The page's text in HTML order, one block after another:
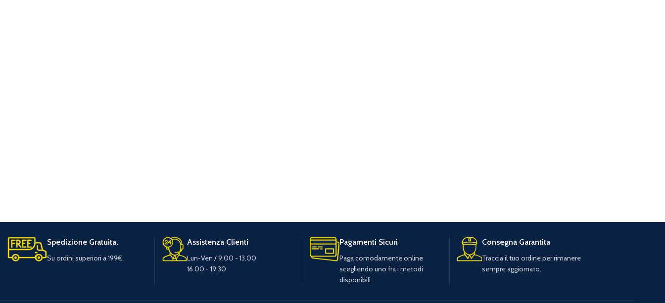
Spedizione Gratuita.
Su ordini superiori a 199€.
Assistenza Clienti
Lun-Ven / 9.00 - 13.00
16.00 - 19.30
Pagamenti Sicuri
Paga comodamente online
scegliendo uno fra i metodi
disponibili.
Consegna Garantita
Traccia il tuo ordine per rimanere
sempre aggiornato.